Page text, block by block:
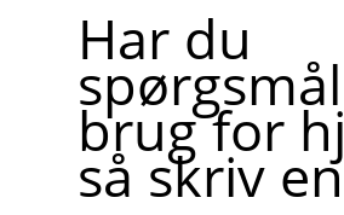
Har du
brug for
så skriv